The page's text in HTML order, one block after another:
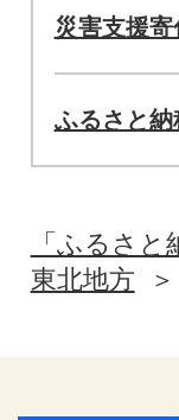
災害支援寄
ふるさと
「ふるさと
東北地方